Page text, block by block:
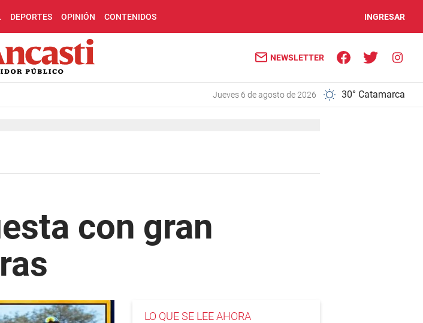
DEPORTES OPINIÓN CONTENIDOS INGRESAR
NEWSLETTER
jueves 6 de agosto de 2026 30° Catamarca
con gran
LO QUE SE LEE AHORA